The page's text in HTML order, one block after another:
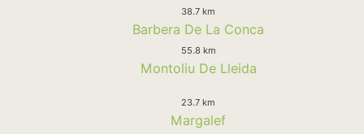
38.7 km
Barbera De La Conca
55.8 km
Montoliu De Lleida
23.7 km
Margalef